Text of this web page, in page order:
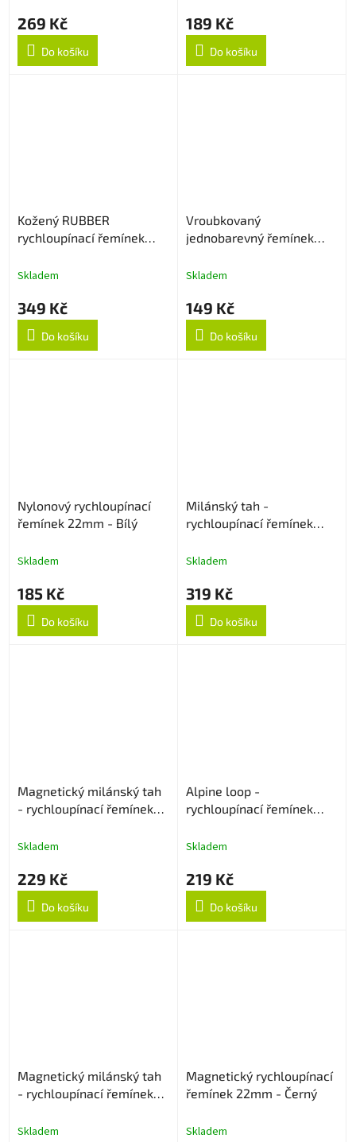
269 Kč
Do košíku
189 Kč
Do košíku
Kožený RUBBER
rychloupínací řemínek
Skladem
349 Kč
Do košíku
Vroubkovaný
jednobarevný řemínek
Skladem
149 Kč
Do košíku
Nylonový rychloupínací
řemínek 22mm - Bílý
Skladem
185 Kč
Do košíku
Milánský tah -
rychloupínací řemínek
Skladem
319 Kč
Do košíku
Magnetický milánský tah
- rychloupínací řemínek
Skladem
229 Kč
Do košíku
Alpine loop -
rychloupínací řemínek
Skladem
219 Kč
Do košíku
Magnetický milánský tah
- rychloupínací řemínek
Skladem
Magnetický rychloupínací
řemínek 22mm - Černý
Skladem